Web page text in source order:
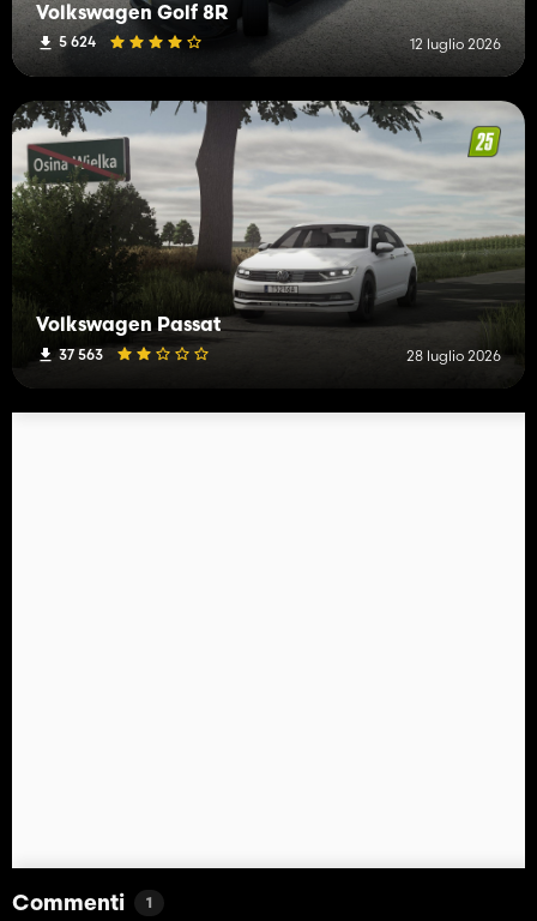
Volkswagen Golf 8R
5 624 12 luglio 2026
Volkswagen Passat
37 563 28 luglio 2026
Commenti 1